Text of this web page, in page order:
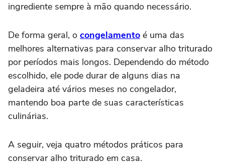
ingrediente sempre à mão quando necessário.
De forma geral, o congelamento é uma das
melhores alternativas para conservar alho triturado
por períodos mais longos. Dependendo do método
escolhido, ele pode durar de alguns dias na
geladeira até vários meses no congelador,
mantendo boa parte de suas características
culinárias.
A seguir, veja quatro métodos práticos para
conservar alho triturado em casa.